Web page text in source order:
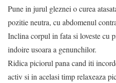
Pune in jurul gleznei o curea
pozitie neutra, cu abdomenul
Inclina corpul in fata si loveste cu
indoire usoara a genunchilor.
Ridica piciorul pana cand iti
activ si in acelasi timp relaxeaza